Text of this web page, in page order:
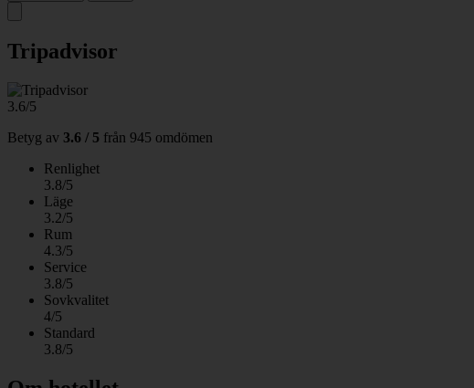
Tripadvisor
3.6/5
Betyg av 3.6 / 5 från 945 omdömen
Renlighet
3.8/5
Läge
3.2/5
Rum
4.3/5
Service
3.8/5
Sovkvalitet
4/5
Standard
3.8/5